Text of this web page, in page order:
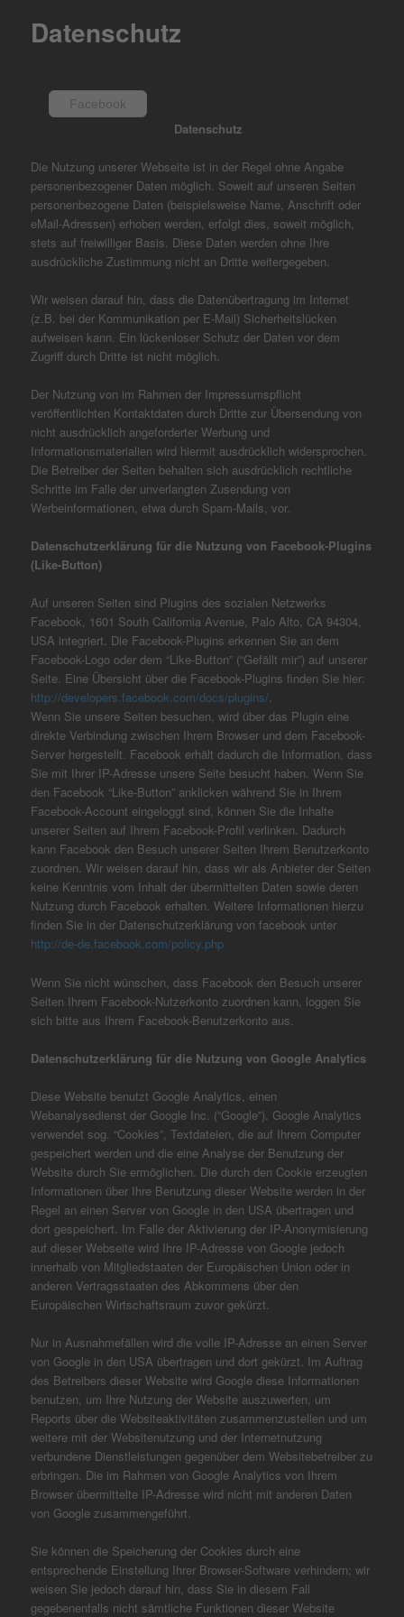
Datenschutz
Facebook
Datenschutz
Die Nutzung unserer Webseite ist in der Regel ohne Angabe
personenbezogener Daten möglich. Soweit auf unseren Seiten
personenbezogene Daten (beispielsweise Name, Anschrift oder
eMail-Adressen) erhoben werden, erfolgt dies, soweit möglich,
stets auf freiwilliger Basis. Diese Daten werden ohne Ihre
ausdrückliche Zustimmung nicht an Dritte weitergegeben.
Wir weisen darauf hin, dass die Datenübertragung im Internet
(z.B. bei der Kommunikation per E-Mail) Sicherheitslücken
aufweisen kann. Ein lückenloser Schutz der Daten vor dem
Zugriff durch Dritte ist nicht möglich.
Der Nutzung von im Rahmen der Impressumspflicht
veröffentlichten Kontaktdaten durch Dritte zur Übersendung von
nicht ausdrücklich angeforderter Werbung und
Informationsmaterialien wird hiermit ausdrücklich widersprochen.
Die Betreiber der Seiten behalten sich ausdrücklich rechtliche
Schritte im Falle der unverlangten Zusendung von
Werbeinformationen, etwa durch Spam-Mails, vor.
Datenschutzerklärung für die Nutzung von Facebook-Plugins
(Like-Button)
Auf unseren Seiten sind Plugins des sozialen Netzwerks
Facebook, 1601 South California Avenue, Palo Alto, CA 94304,
USA integriert. Die Facebook-Plugins erkennen Sie an dem
Facebook-Logo oder dem “Like-Button” (“Gefällt mir”) auf unserer
Seite. Eine Übersicht über die Facebook-Plugins finden Sie hier:
http://developers.facebook.com/docs/plugins/.
Wenn Sie unsere Seiten besuchen, wird über das Plugin eine
direkte Verbindung zwischen Ihrem Browser und dem Facebook-
Server hergestellt. Facebook erhält dadurch die Information, dass
Sie mit Ihrer IP-Adresse unsere Seite besucht haben. Wenn Sie
den Facebook “Like-Button” anklicken während Sie in Ihrem
Facebook-Account eingeloggt sind, können Sie die Inhalte
unserer Seiten auf Ihrem Facebook-Profil verlinken. Dadurch
kann Facebook den Besuch unserer Seiten Ihrem Benutzerkonto
zuordnen. Wir weisen darauf hin, dass wir als Anbieter der Seiten
keine Kenntnis vom Inhalt der übermittelten Daten sowie deren
Nutzung durch Facebook erhalten. Weitere Informationen hierzu
finden Sie in der Datenschutzerklärung von facebook unter
http://de-de.facebook.com/policy.php
Wenn Sie nicht wünschen, dass Facebook den Besuch unserer
Seiten Ihrem Facebook-Nutzerkonto zuordnen kann, loggen Sie
sich bitte aus Ihrem Facebook-Benutzerkonto aus.
Datenschutzerklärung für die Nutzung von Google Analytics
Diese Website benutzt Google Analytics, einen
Webanalysedienst der Google Inc. (“Google”). Google Analytics
verwendet sog. “Cookies”, Textdateien, die auf Ihrem Computer
gespeichert werden und die eine Analyse der Benutzung der
Website durch Sie ermöglichen. Die durch den Cookie erzeugten
Informationen über Ihre Benutzung dieser Website werden in der
Regel an einen Server von Google in den USA übertragen und
dort gespeichert. Im Falle der Aktivierung der IP-Anonymisierung
auf dieser Webseite wird Ihre IP-Adresse von Google jedoch
innerhalb von Mitgliedstaaten der Europäischen Union oder in
anderen Vertragsstaaten des Abkommens über den
Europäischen Wirtschaftsraum zuvor gekürzt.
Nur in Ausnahmefällen wird die volle IP-Adresse an einen Server
von Google in den USA übertragen und dort gekürzt. Im Auftrag
des Betreibers dieser Website wird Google diese Informationen
benutzen, um Ihre Nutzung der Website auszuwerten, um
Reports über die Websiteaktivitäten zusammenzustellen und um
weitere mit der Websitenutzung und der Internetnutzung
verbundene Dienstleistungen gegenüber dem Websitebetreiber zu
erbringen. Die im Rahmen von Google Analytics von Ihrem
Browser übermittelte IP-Adresse wird nicht mit anderen Daten
von Google zusammengeführt.
Sie können die Speicherung der Cookies durch eine
entsprechende Einstellung Ihrer Browser-Software verhindern; wir
weisen Sie jedoch darauf hin, dass Sie in diesem Fall
gegebenenfalls nicht sämtliche Funktionen dieser Website